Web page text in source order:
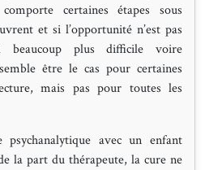
certaines étapes sous
et si l’opportunité n’est pas
beaucoup plus difficile voire
être le cas pour certaines
mais pas pour toutes les
psychanalytique avec un enfant
la part du thérapeute, la cure ne